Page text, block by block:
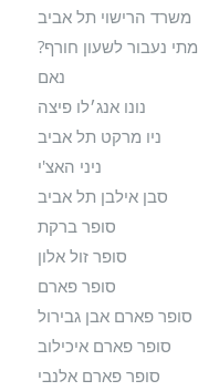
משרד הרישוי תל אביב
מתי נעבור לשעון חורף?
נאם
נונו אנג׳לו פיצה
ניו מרקט תל אביב
ניני האצ'י
סבן אילבן תל אביב
סופר ברקת
סופר זול אלון
סופר פארם
סופר פארם אבן גבירול
סופר פארם איכילוב
סופר פארם אלנבי